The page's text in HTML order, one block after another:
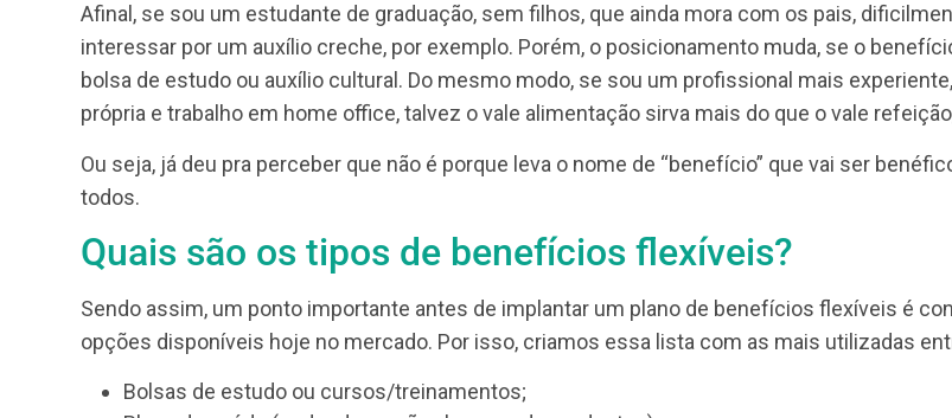
O que são benefícios flexíveis?
Um pacote de benefícios flexíveis, oubeneflex, são aqueles escolhidos pelo
pacote fixo não se sustenta a longo prazo, uma vez que limita a autonomia do
Afinal, se sou um estudante de graduação, sem filhos, que ainda mora com os
interessar por um auxílio creche, por exemplo. Porém, o posicionamento muda, se
bolsa de estudo ou auxílio cultural. Do mesmo modo, se sou um profissional mais
própria e trabalho em home office, talvez o vale alimentação sirva mais do que o